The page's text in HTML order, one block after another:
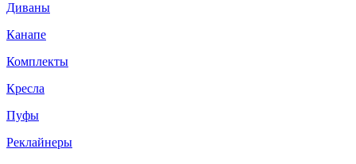
Диваны
Канапе
Комплекты
Кресла
Пуфы
Реклайнеры